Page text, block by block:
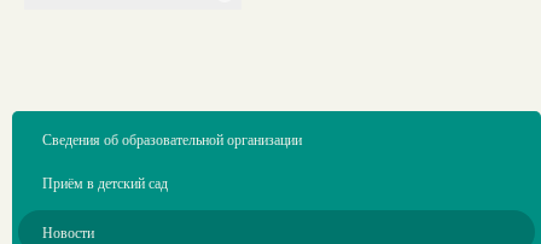
Сведения об образовательной организации
Приём в детский сад
Новости